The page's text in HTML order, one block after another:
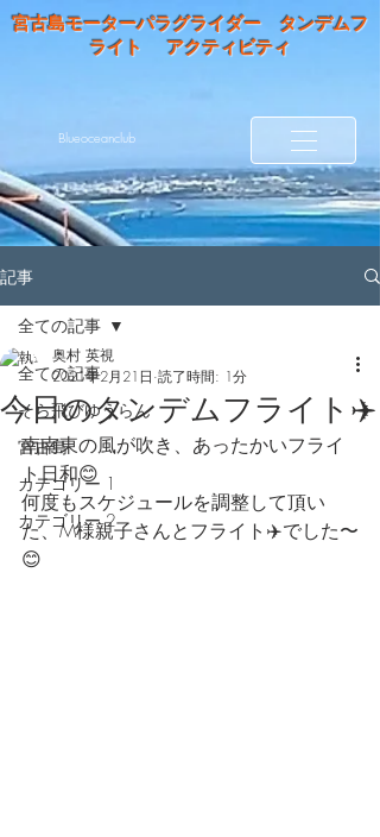
宮古島モーターパラグライダー タンデムフ
ライト アクティビティ
Blueoceanclub
記事
全ての記事
そら飛びゆうらん
宮古島
カテゴリー 1
カテゴリー 2
全ての記事
今日のタンデムフライト✈️
奥村 英視
2021年2月21日 読了時間: 1分
南南東の風が吹き、あったかいフライ
ト日和😊
何度もスケジュールを調整して頂い
た、M様親子さんとフライト✈️でした〜
😊